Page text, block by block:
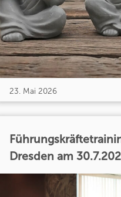
23. Mai 2026
Dresden am